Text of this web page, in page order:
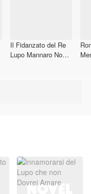
Il Fidanzato del Re
Lupo Mannaro Non